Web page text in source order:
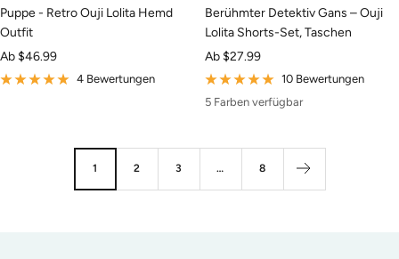
Puppe - Retro Ouji Lolita Hemd
Outfit
Angebotspreis
Ab $46.99
4 Bewertungen
Berühmter Detektiv Gans – Ouji
Lolita Shorts-Set, Taschen
Angebotspreis
Ab $27.99
10 Bewertungen
5 Farben verfügbar
1 2 3 … 8